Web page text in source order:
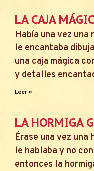
LA CAJA
Había una vez una
le encantaba
una caja mágica
y detalles
Leer »
LA HORMIGA
Érase una vez una
le hablaba y no
entonces la